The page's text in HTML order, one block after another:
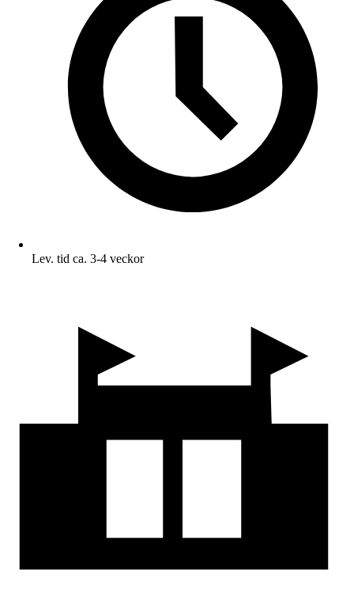
Lev. tid ca. 3-4 veckor